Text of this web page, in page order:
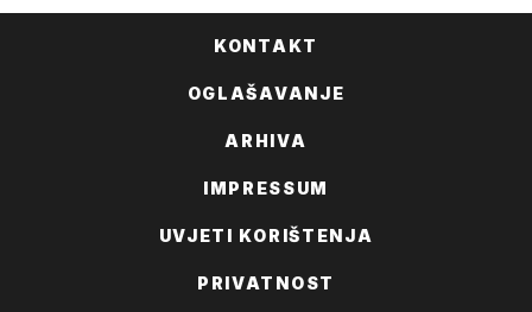
KONTAKT
OGLAŠAVANJE
ARHIVA
IMPRESSUM
UVJETI KORIŠTENJA
PRIVATNOST